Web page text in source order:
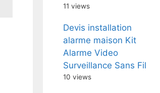
11 views
Devis installation
alarme maison Kit
Alarme Video
Surveillance Sans Fil
10 views